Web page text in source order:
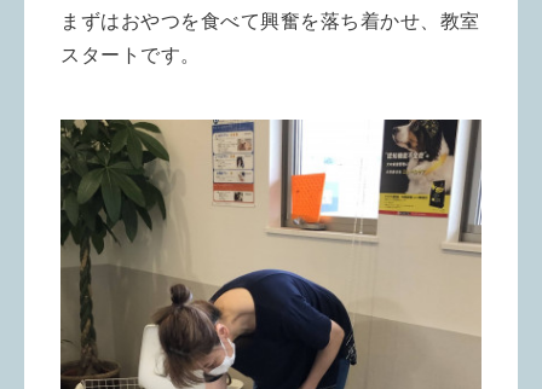
まずはおやつを食べて興奮を落ち着かせ、教室
スタートです。